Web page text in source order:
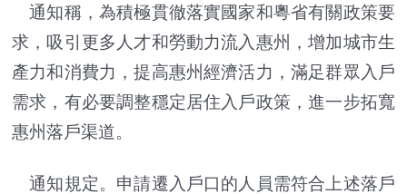
通知稱，為積極貫徹落實國家和粵省有關政策要
求，吸引更多人才和勞動力流入惠州，增加城市生
產力和消費力，提高惠州經濟活力，滿足群眾入戶
需求，有必要調整穩定居住入戶政策，進一步拓寬
惠州落戶渠道。
通知規定。申請遷入戶口的人員需符合上述落戶